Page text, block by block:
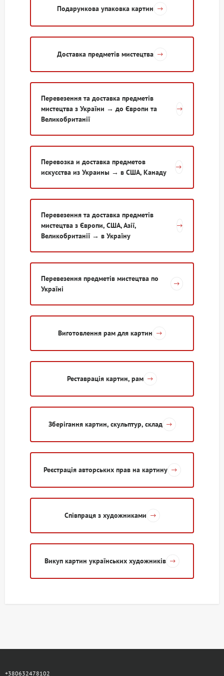
Подарункова упаковка картин
Доставка предметів мистецтва
Перевезення та доставка предметів
мистецтва з України → до Європи та
Великобританії
Перевозка и доставка предметов
искусства из Украины → в США, Канаду
Перевезення та доставка предметів
мистецтва з Європи, США, Азії,
Великобританії → в Україну
Перевезення предметів мистецтва по
Україні
Виготовлення рам для картин
Реставрація картин, рам
Зберігання картин, скульптур, склад
Реєстрація авторських прав на картину
Співпраця з художниками
Викуп картин українських художників
+380632478102